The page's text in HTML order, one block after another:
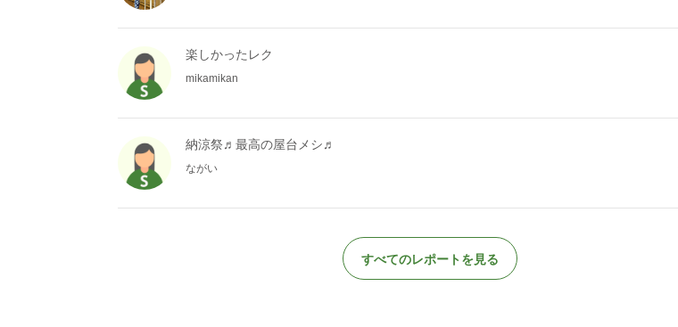
楽しかったレク
mikamikan
納涼祭♬最高の屋台メシ♬
ながい
すべてのレポートを見る